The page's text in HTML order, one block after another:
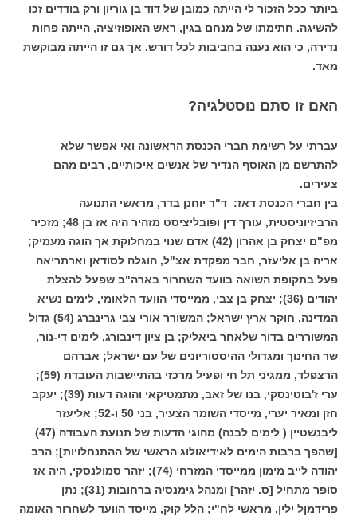
ביותר ככל הזכור לי הייתה כמובן של דוד בן גוריון ורק בודדים זכו
להשיגה. חתימתו של מנחם בגין, ראש האופוזיציה, הייתה פחות
נדירה, כי הוא נענה בחביבות לכל דורש. אך גם זו הייתה מבוקשת
מאד.
האם זו סתם נוסטלגיה?
עברתי על רשימת חברי הכנסת הראשונה ואי אפשר שלא
להתרשם מן האוסף הנדיר של אנשים איכותיים, רבים מהם
צעירים.
בין חברי הכנסת דאז: ד"ר יוחנן בדר, מראשי התנועה
הרביזיוניסטית, עורך דין ופובליציסט מזהיר היה אז בן 48; מזכיר
מפ"ם יצחק בן אהרון (42) אדם שנוי במחלוקת אך הוגה מעמיק;
אריה בן אליעזר, חבר מפקדת אצ"ל, הוגלה לסודאן וארתריאה
פעל בתקופת השואה בוועד השחרור בארה"ב שפעל להצלת
יהודים (36); יצחק בן צבי, ממייסדי הוועד הלאומי, לימים נשיא
המדינה, חוקר ארץ ישראל; המשורר אורי צבי גרינברג (54) גדול
המשוררים בדור שלאחר ביאליק; בן ציון דינבורג, לימים די-נור,
שר החינוך ומגדולי ההיסטוריונים של עם ישראל; אברהם
הרצפלד, ממגיני תל חי ופעיל מרכזי בהתיישבות העובדת (59);
ערי ז'בוטינסקי, בנו של זאב, מתמטיקאי והוגה דעות (39); יעקב
חזן ומאיר יערי, מייסדי השומר הצעיר, בני 50 ו-52; אליעזר
ליבנשטיין ( לימים לבנה) מהוגי הדעות של תנועת העבודה (47)
[שהפך ברבות הימים לאידיאולוג הראשי של ההתנחלויות]; הרב
יהודה לייב מימון ממייסדי המזרחי (74); יזהר סמולנסקי, היה אז
סופר מתחיל [ס. יזהר] ומנהל גימנסיה ברחובות (31); נתן
פרידמןל ילין, מראשי לח"י; הלל קוק, מייסד הוועד לשחרור האומה